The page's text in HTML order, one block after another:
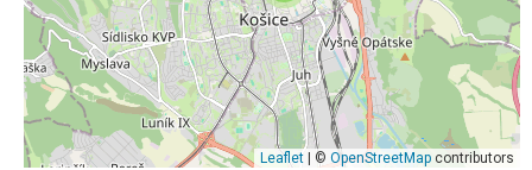
Leaflet | © OpenStreetMap contributors